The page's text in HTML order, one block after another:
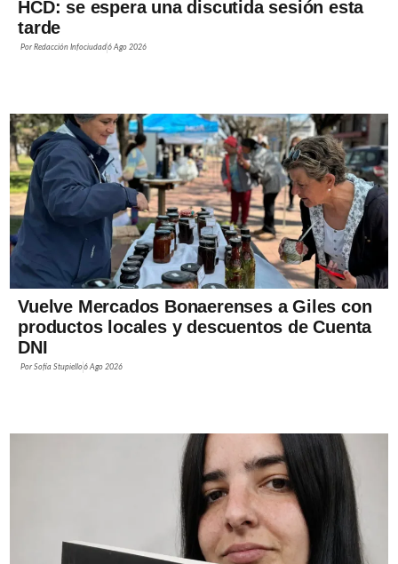
HCD: se espera una discutida sesión esta
tarde
PorRedacción Infociudad6 Ago 2026
Vuelve Mercados Bonaerenses a Giles con
productos locales y descuentos de Cuenta
DNI
PorSofía Stupiello6 Ago 2026